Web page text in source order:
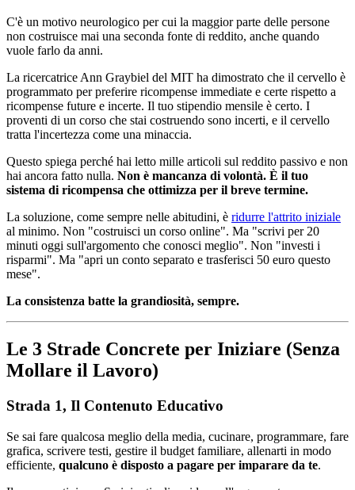
C'è un motivo neurologico per cui la maggior parte delle persone
non costruisce mai una seconda fonte di reddito, anche quando
vuole farlo da anni.
La ricercatrice Ann Graybiel del MIT ha dimostrato che il cervello è
programmato per preferire ricompense immediate e certe rispetto a
ricompense future e incerte. Il tuo stipendio mensile è certo. I
proventi di un corso che stai costruendo sono incerti, e il cervello
tratta l'incertezza come una minaccia.
Questo spiega perché hai letto mille articoli sul reddito passivo e non
hai ancora fatto nulla. Non è mancanza di volontà. È il tuo
sistema di ricompensa che ottimizza per il breve termine.
La soluzione, come sempre nelle abitudini, è ridurre l'attrito iniziale
al minimo. Non "costruisci un corso online". Ma "scrivi per 20
minuti oggi sull'argomento che conosci meglio". Non "investi i
risparmi". Ma "apri un conto separato e trasferisci 50 euro questo
mese".
La consistenza batte la grandiosità, sempre.
Le 3 Strade Concrete per Iniziare (Senza
Mollare il Lavoro)
Strada 1, Il Contenuto Educativo
Se sai fare qualcosa meglio della media, cucinare, programmare, fare
grafica, scrivere testi, gestire il budget familiare, allenarti in modo
efficiente, qualcuno è disposto a pagare per imparare da te.